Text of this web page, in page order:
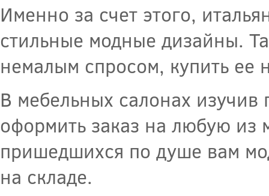
Именно за счет этого,
стильные модные дизайны.
немалым спросом, купить ее
В мебельных салонах
оформить заказ на любую из
пришедшихся по душе вам
на складе.